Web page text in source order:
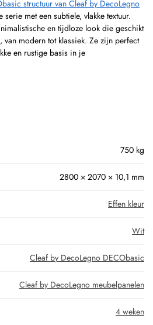
structuur van Cleaf by DecoLegno
met een subtiele, vlakke textuur.
en tijdloze look die geschikt
modern tot klassiek. Ze zijn perfect
en rustige basis in je
750 kg
2800 × 2070 × 10,1 mm
Effen kleur
Wit
Cleaf by DecoLegno DECObasic
Cleaf by DecoLegno meubelpanelen
4 weken